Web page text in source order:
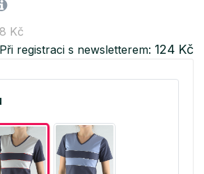
Kč
Při registraci s newsletterem: 124 Kč